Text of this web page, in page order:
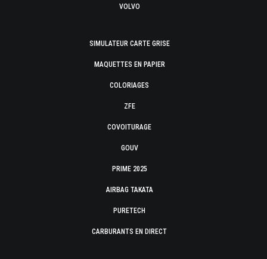
VOLVO
SIMULATEUR CARTE GRISE
MAQUETTES EN PAPIER
COLORIAGES
ZFE
COVOITURAGE
GOUV
PRIME 2025
AIRBAG TAKATA
PURETECH
CARBURANTS EN DIRECT